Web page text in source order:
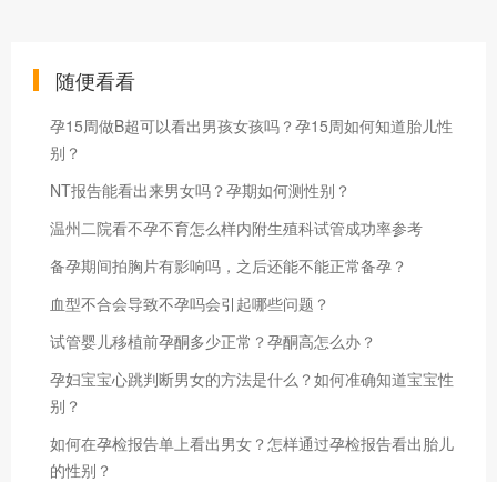
随便看看
孕15周做B超可以看出男孩女孩吗？孕15周如何知道胎儿性
别？
NT报告能看出来男女吗？孕期如何测性别？
温州二院看不孕不育怎么样内附生殖科试管成功率参考
备孕期间拍胸片有影响吗，之后还能不能正常备孕？
血型不合会导致不孕吗会引起哪些问题？
试管婴儿移植前孕酮多少正常？孕酮高怎么办？
孕妇宝宝心跳判断男女的方法是什么？如何准确知道宝宝性
别？
如何在孕检报告单上看出男女？怎样通过孕检报告看出胎儿
的性别？